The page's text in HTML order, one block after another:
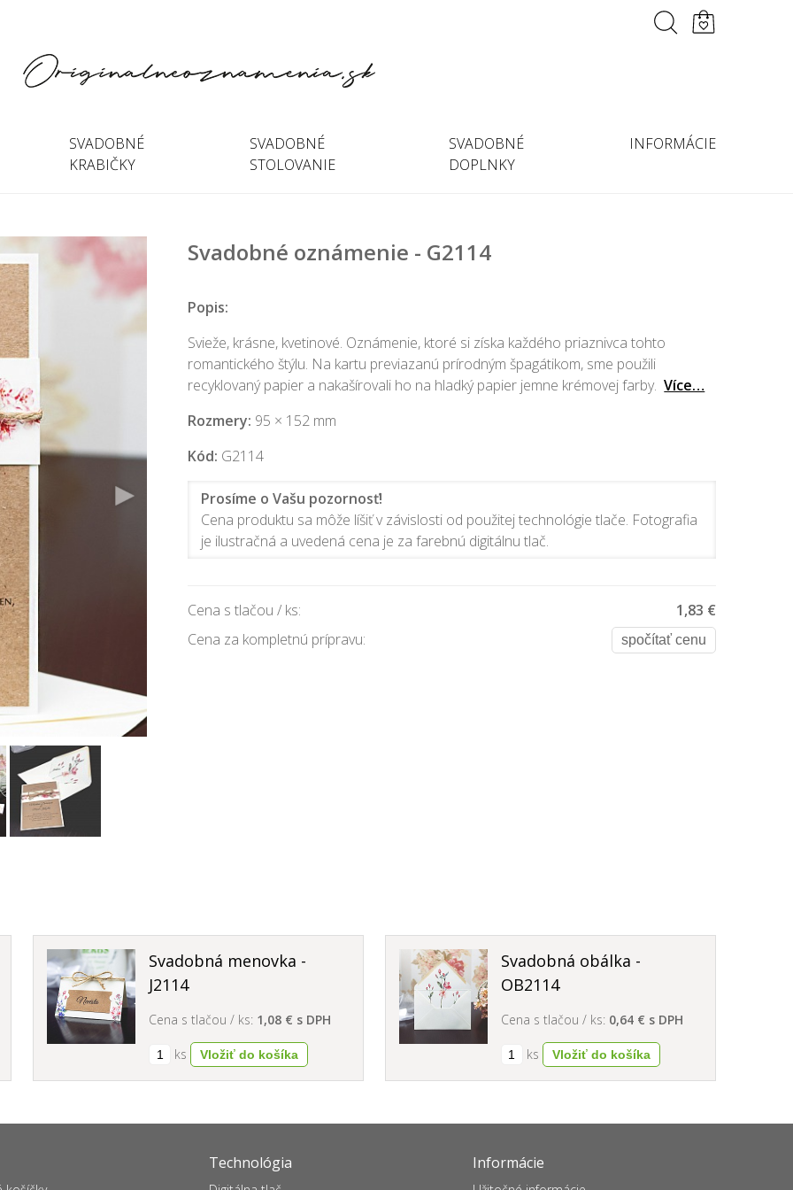
SVADOBNÉ
KRABIČKY
SVADOBNÉ
STOLOVANIE
SVADOBNÉ
DOPLNKY
INFORMÁCIE
Svadobné oznámenie - G2114
Popis:
Svieže, krásne, kvetinové. Oznámenie, ktoré si získa každého priaznivca tohto
romantického štýlu. Na kartu previazanú prírodným špagátikom, sme použili
recyklovaný papier a nakašírovali ho na hladký papier jemne krémovej farby. Více…
Rozmery: 95 × 152 mm
Kód: G2114
Prosíme o Vašu pozornosť!
Cena produktu sa môže líšiť v závislosti od použitej technológie tlače. Fotografia
je ilustračná a uvedená cena je za farebnú digitálnu tlač.
Cena s tlačou / ks:
1,83 €
Cena za kompletnú prípravu:
spočítať cenu
Svadobná menovka -
J2114
Cena s tlačou / ks: 1,08 € s DPH
ks
Svadobná obálka -
OB2114
Cena s tlačou / ks: 0,64 € s DPH
ks
Technológia Informácie